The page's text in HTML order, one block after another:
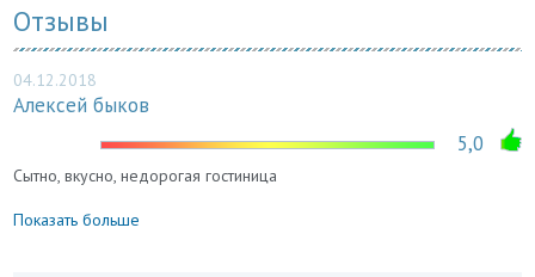
Отзывы
04.12.2018
Алексей быков
5,0
Сытно, вкусно, недорогая гостиница
Показать больше